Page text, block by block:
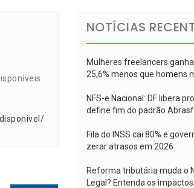
NOTÍCIAS
Mulheres freelancers
25,6% menos que homens
NFS-e Nacional: DF libera
define fim do padrão Abrasf
Fila do INSS cai 80% e
zerar atrasos em 2026
Reforma tributária muda o
Legal? Entenda os